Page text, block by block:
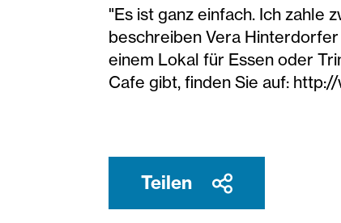
"Es ist ganz einfach. Ich zahle
beschreiben Vera
einem Lokal für Essen oder
Cafe gibt, finden Sie auf:
Teilen